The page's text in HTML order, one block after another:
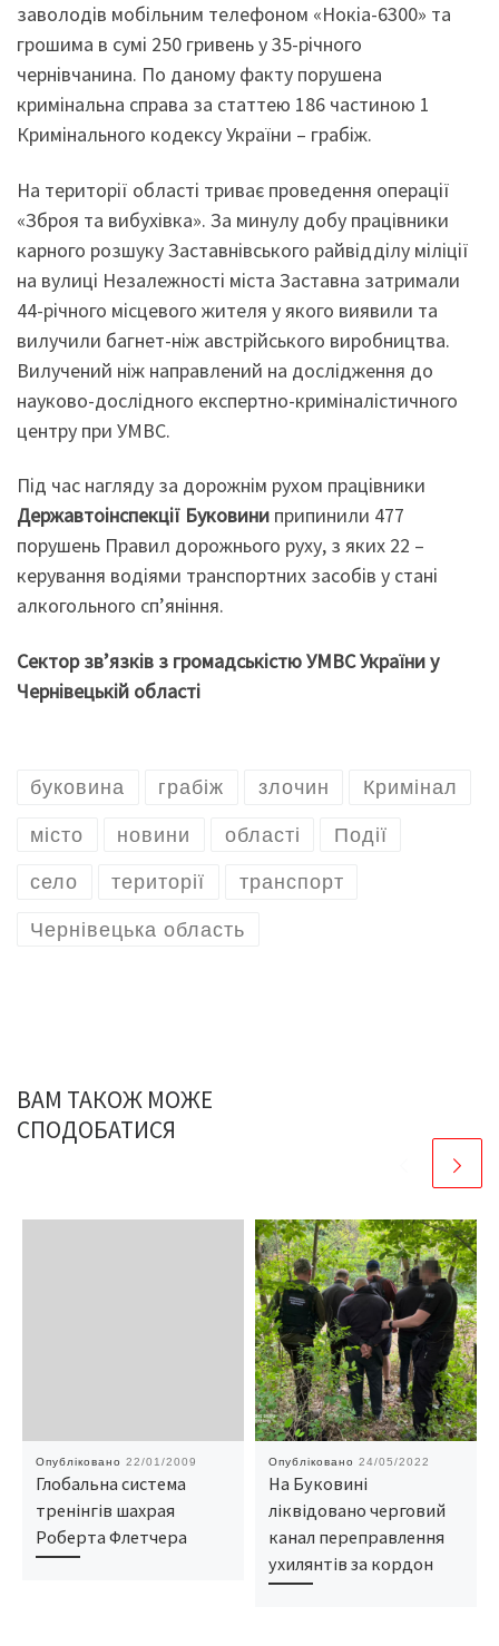
заволодів мобільним телефоном «Нокіа-6300» та
грошима в сумі 250 гривень у 35-річного
чернівчанина. По даному факту порушена
кримінальна справа за статтею 186 частиною 1
Кримінального кодексу України – грабіж.
На території області триває проведення операції
«Зброя та вибухівка». За минулу добу працівники
карного розшуку Заставнівського райвідділу міліції
на вулиці Незалежності міста Заставна затримали
44-річного місцевого жителя у якого виявили та
вилучили багнет-ніж австрійського виробництва.
Вилучений ніж направлений на дослідження до
науково-дослідного експертно-криміналістичного
центру при УМВС.
Під час нагляду за дорожнім рухом працівники
Державтоінспекції Буковини припинили 477
порушень Правил дорожнього руху, з яких 22 –
керування водіями транспортних засобів у стані
алкогольного сп’яніння.
Сектор зв’язків з громадськістю УМВС України у
Чернівецькій області
буковина грабіж злочин Кримінал
місто новини області Події
селo території транспорт
Чернівецька область
ВАМ ТАКОЖ МОЖЕ
СПОДОБАТИСЯ
Опубліковано 22/01/2009
Глобальна система
тренінгів шахрая
Роберта Флетчера
Опубліковано 24/05/2022
На Буковині
ліквідовано черговий
канал переправлення
ухилянтів за кордон